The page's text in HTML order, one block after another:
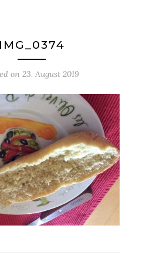
IMG_0374
on 23. August 2019